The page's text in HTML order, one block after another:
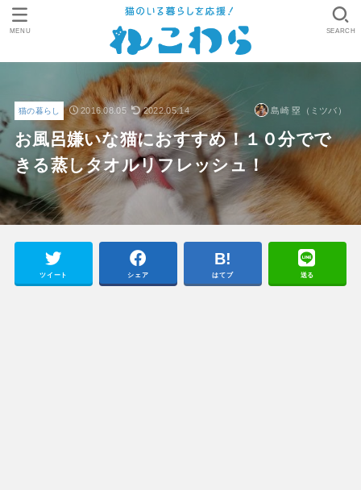
SEARCH
MENU
猫の暮らし 2016.08.05 2022.05.14 島崎 塁（ミツバ）
お風呂嫌いな猫におすすめ！１０分でで
きる蒸しタオルリフレッシュ！
ツイート シェア はてブ 送る